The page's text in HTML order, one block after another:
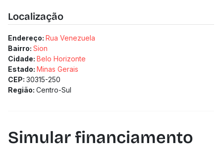
Localização
Endereço: Rua Venezuela
Bairro: Sion
Cidade: Belo Horizonte
Estado: Minas Gerais
CEP: 30315-250
Região: Centro-Sul
Simular financiamento